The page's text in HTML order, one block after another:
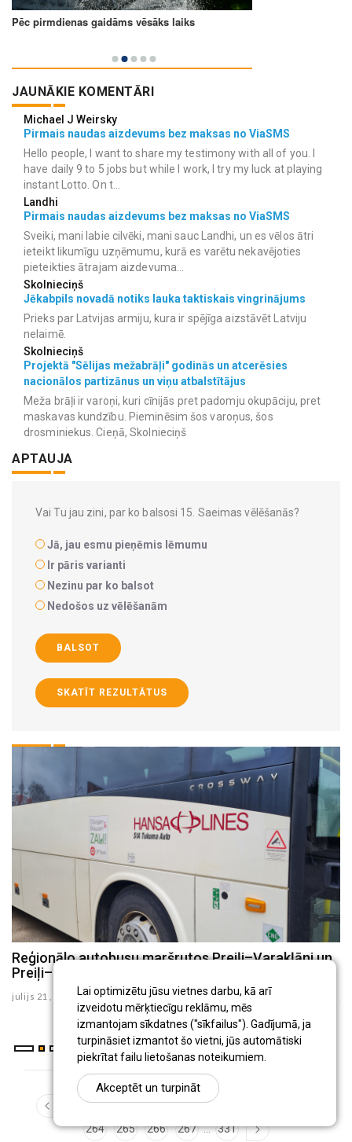
Lai optimizētu jūsu vietnes darbu, kā arī
izveidotu mērķtiecīgu reklāmu, mēs
izmantojam sīkdatnes ("sīkfailus"). Gadījumā, ja
turpināsiet izmantot šo vietni, jūs automātiski
piekrītat failu lietošanas noteikumiem.
Akceptēt un turpināt
JAUNĀKIE KOMENTĀRI
Michael J Weirsky
Pirmais naudas aizdevums bez maksas no ViaSMS
Hello people, I want to share my testimony with all of you. I
have daily 9 to 5 jobs but while I work, I try my luck at playing
instant Lotto. On t...
Landhi
Pirmais naudas aizdevums bez maksas no ViaSMS
Sveiki, mani labie cilvēki, mani sauc Landhi, un es vēlos ātri
ieteikt likumīgu uzņēmumu, kurā es varētu nekavējoties
pieteikties ātrajam aizdevuma...
Skolnieciņš
Jēkabpils novadā notiks lauka taktiskais vingrinājums
Prieks par Latvijas armiju, kura ir spējīga aizstāvēt Latviju
nelaimē.
Skolnieciņš
Projektā "Sēlijas mežabrāļi" godinās un atcerēsies
nacionālos partizānus un viņu atbalstītājus
Meža brāļi ir varoņi, kuri cīnijās pret padomju okupāciju, pret
maskavas kundzību. Pieminēsim šos varoņus, šos
drosminiekus. Cieņā, Skolnieciņš
APTAUJA
Vai Tu jau zini, par ko balsosi 15. Saeimas vēlēšanās?
Jā, jau esmu pieņēmis lēmumu
Ir pāris varianti
Nezinu par ko balsot
Nedošos uz vēlēšanām
BALSOT
SKATĪT REZULTĀTUS
Reģionālo autobusu maršrutos Preiļi–Varakļāni un
Preiļi–Rudzāti no augusta būs izmaiņas
julijs 21 , 2026
... 257 258 259 260
264
265 266 267 ... 331